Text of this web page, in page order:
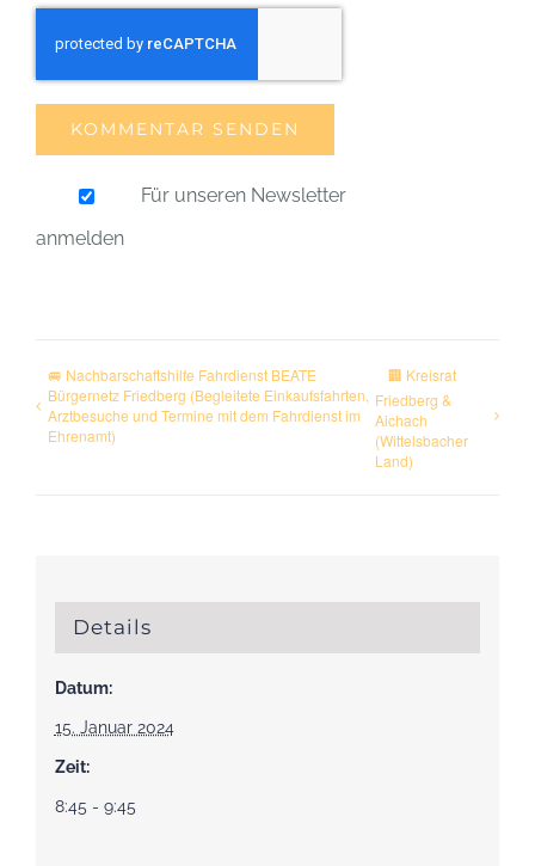
Für unseren Newsletter
anmelden
🚐 Nachbarschaftshilfe Fahrdienst BEATE
Bürgernetz Friedberg (Begleitete Einkaufsfahrten,
Arztbesuche und Termine mit dem Fahrdienst im
Ehrenamt)
🏢 Kreisrat
Friedberg &
Aichach
(Wittelsbacher
Land)
Details
Datum:
15. Januar 2024
Zeit:
8:45 - 9:45